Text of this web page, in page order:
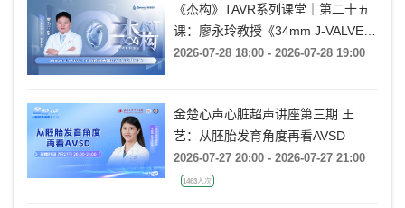
《杰构》TAVR系列课堂｜第二十五
课：廖永玲教授《34mm J-VALVE
TF 治疗超大瓣环AR的实战经验》
2026-07-28 18:00 - 2026-07-28 19:00
金楚心声心脏超声讲座第三期 王
艺：从胚胎发育角度再看AVSD
2026-07-27 20:00 - 2026-07-27 21:00
1463人次